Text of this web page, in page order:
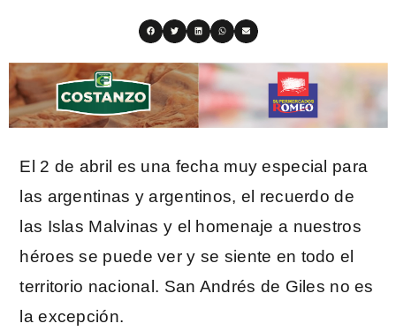
El 2 de abril es una fecha muy especial para
las argentinas y argentinos, el recuerdo de
las Islas Malvinas y el homenaje a nuestros
héroes se puede ver y se siente en todo el
territorio nacional. San Andrés de Giles no es
la excepción.